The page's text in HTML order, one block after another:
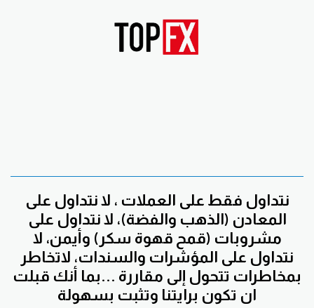
نتداول فقط على العملات ، لا نتداول على
المعادن (الذهب والفضة)، لا نتداول على
مشروبات (قمح قهوة سكر) وأيمن، لا
نتداول على المؤشرات والسندات، لاتخاطر
بمخاطرات تتحول إلى مقاررة ...بما أنك قبلت
ان تكون برايتنا وتثبت بسهولة